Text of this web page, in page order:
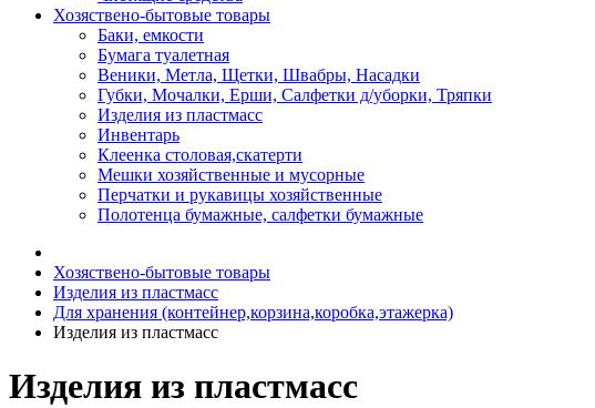
Хозяствено-бытовые товары
Баки, емкости
Бумага туалетная
Веники, Метла, Щетки, Швабры, Насадки
Губки, Мочалки, Ерши, Салфетки д/уборки, Тряпки
Изделия из пластмасс
Инвентарь
Клеенка столовая,скатерти
Мешки хозяйственные и мусорные
Перчатки и рукавицы хозяйственные
Полотенца бумажные, салфетки бумажные
Хозяствено-бытовые товары
Изделия из пластмасс
Для хранения (контейнер,корзина,коробка,этажерка)
Изделия из пластмасс
Изделия из пластмасс